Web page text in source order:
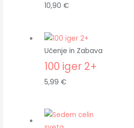
10,90€
Učenje in Zabava
100 iger 2+
5,99€